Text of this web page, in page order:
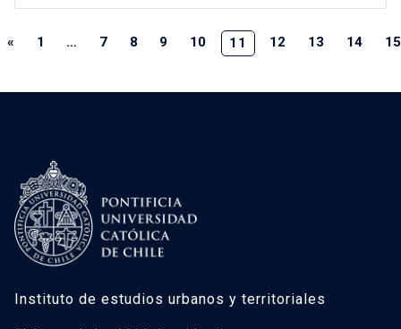
« 1 … 7 8 9 10 11 12 13 14 15
Instituto de estudios urbanos y territoriales